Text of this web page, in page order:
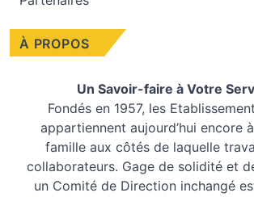
À PROPOS
Un Savoir-faire à Votre
Fondés en 1957, les
appartiennent aujourd’hui encore
famille aux côtés de laquelle
collaborateurs. Gage de solidité et
un Comité de Direction inchangé